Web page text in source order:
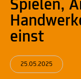
Spielen,
einst
25.05.2025